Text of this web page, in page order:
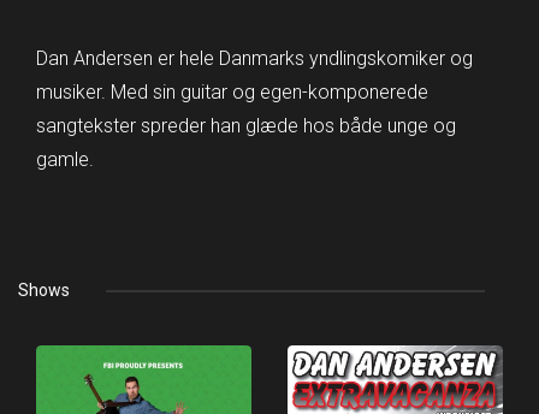
Dan Andersen er hele Danmarks yndlingskomiker og
musiker. Med sin guitar og egen-komponerede
sangtekster spreder han glæde hos både unge og
gamle.
Shows